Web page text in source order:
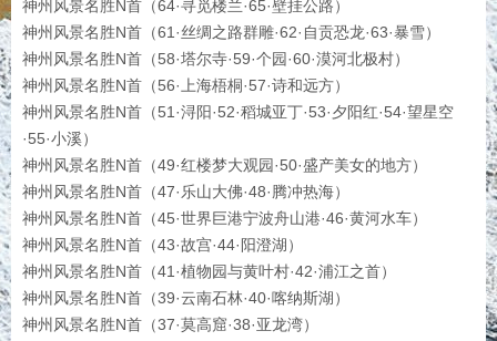
神州风景名胜N首（64·寻觅楼兰·65·壁挂公路）
神州风景名胜N首（61·丝绸之路群雕·62·自贡恐龙·63·暴雪）
神州风景名胜N首（58·塔尔寺·59·个园·60·漠河北极村）
神州风景名胜N首（56·上海梧桐·57·诗和远方）
神州风景名胜N首（51·浔阳·52·稻城亚丁·53·夕阳红·54·望星空
·55·小溪）
神州风景名胜N首（49·红楼梦大观园·50·盛产美女的地方）
神州风景名胜N首（47·乐山大佛·48·腾冲热海）
神州风景名胜N首（45·世界巨港宁波舟山港·46·黄河水车）
神州风景名胜N首（43·故宫·44·阳澄湖）
神州风景名胜N首（41·植物园与黄叶村·42·浦江之首）
神州风景名胜N首（39·云南石林·40·喀纳斯湖）
神州风景名胜N首（37·莫高窟·38·亚龙湾）